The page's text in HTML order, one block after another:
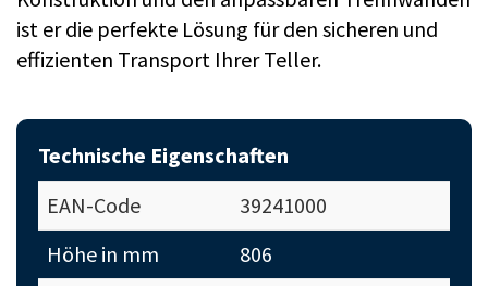
ist er die perfekte Lösung für den sicheren und
effizienten Transport Ihrer Teller.
Technische Eigenschaften
EAN-Code
39241000
Höhe in mm
806